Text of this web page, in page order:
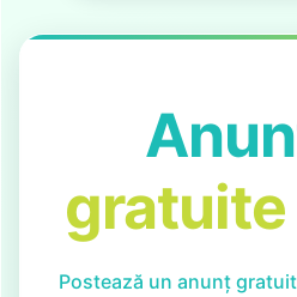
Postează un anunț